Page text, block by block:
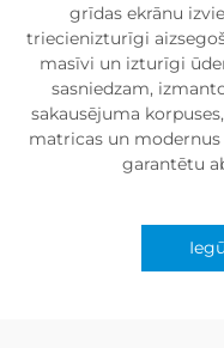
grīdas ekrānu
triecienizturīgi
masīvi un izturīgi
sasniedzam,
sakausējuma
matricas un modernus
garantētu